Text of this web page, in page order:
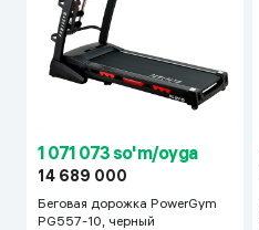
1 071 073 so'm/oyga
14 689 000
Беговая дорожка PowerGym
PG557-10, черный